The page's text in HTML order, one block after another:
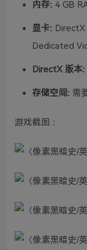
内存: 4 GB
显卡:
Dedicated
DirectX 版本:
存储空间: 需
游戏截图：